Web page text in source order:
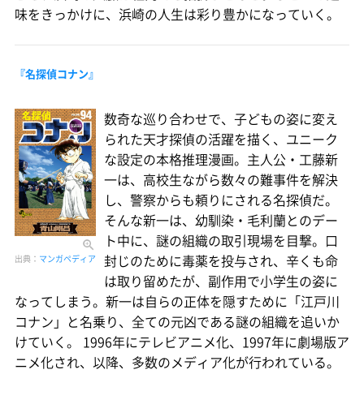
味をきっかけに、浜崎の人生は彩り豊かになっていく。
『名探偵コナン』
出典： マンガペディア
数奇な巡り合わせで、子どもの姿に変え
られた天才探偵の活躍を描く、ユニーク
な設定の本格推理漫画。主人公・工藤新
一は、高校生ながら数々の難事件を解決
し、警察からも頼りにされる名探偵だ。
そんな新一は、幼馴染・毛利蘭とのデー
ト中に、謎の組織の取引現場を目撃。口
封じのために毒薬を投与され、辛くも命
は取り留めたが、副作用で小学生の姿に
なってしまう。新一は自らの正体を隠すために「江戸川
コナン」と名乗り、全ての元凶である謎の組織を追いか
けていく。 1996年にテレビアニメ化、1997年に劇場版ア
ニメ化され、以降、多数のメディア化が行われている。